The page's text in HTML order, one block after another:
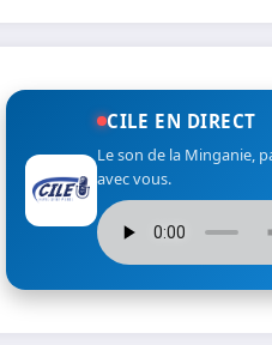
CILE EN DIRECT
Le son de la Minganie,
avec vous.